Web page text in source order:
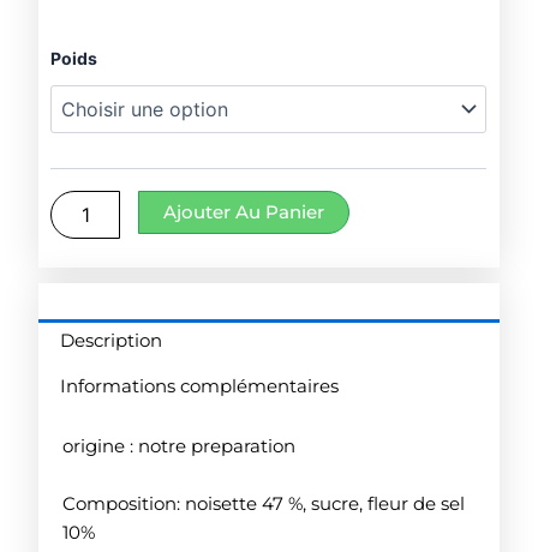
à
Poids
quantité
Sucre
Ajouter Au Panier
Description
Informations complémentaires
origine : notre preparation
Composition: noisette 47 %, sucre, fleur de sel
10%